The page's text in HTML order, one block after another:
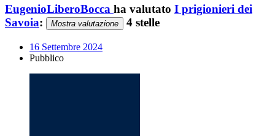
EugenioLiberoBocca ha valutato I prigionieri dei
Savoia: Mostra valutazione 4 stelle
16 Settembre 2024
Pubblico